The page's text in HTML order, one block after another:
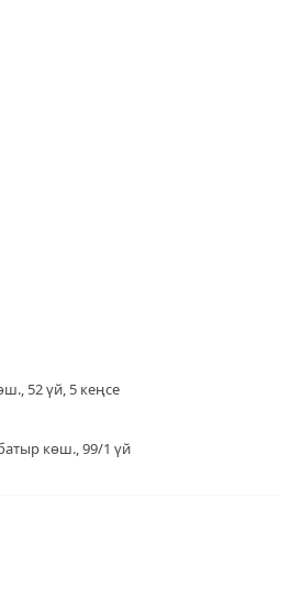
52 үй, 5 кеңсе
көш., 99/1 үй